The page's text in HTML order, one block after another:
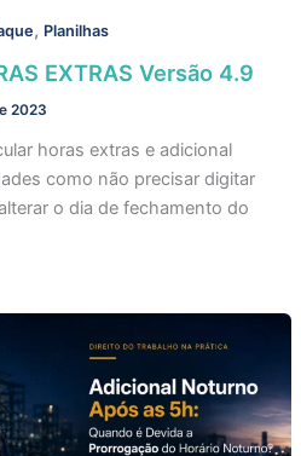
, Planilhas
EXTRAS Versão 4.9
2023
horas extras e adicional
como não precisar digitar
o dia de fechamento do